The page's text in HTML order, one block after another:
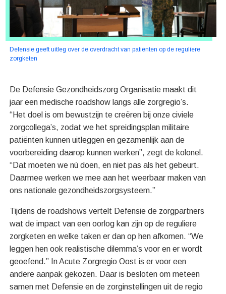
Defensie geeft uitleg over de overdracht van patiënten op de reguliere
zorgketen
De Defensie Gezondheidszorg Organisatie maakt dit
jaar een medische roadshow langs alle zorgregio’s.
“Het doel is om bewustzijn te creëren bij onze civiele
zorgcollega’s, zodat we het spreidingsplan militaire
patiënten kunnen uitleggen en gezamenlijk aan de
voorbereiding daarop kunnen werken”, zegt de kolonel.
“Dat moeten we nú doen, en niet pas als het gebeurt.
Daarmee werken we mee aan het weerbaar maken van
ons nationale gezondheidszorgsysteem.”
Tijdens de roadshows vertelt Defensie de zorgpartners
wat de impact van een oorlog kan zijn op de reguliere
zorgketen en welke taken er dan op hen afkomen. “We
leggen hen ook realistische dilemma’s voor en er wordt
geoefend.” In Acute Zorgregio Oost is er voor een
andere aanpak gekozen. Daar is besloten om meteen
samen met Defensie en de zorginstellingen uit de regio